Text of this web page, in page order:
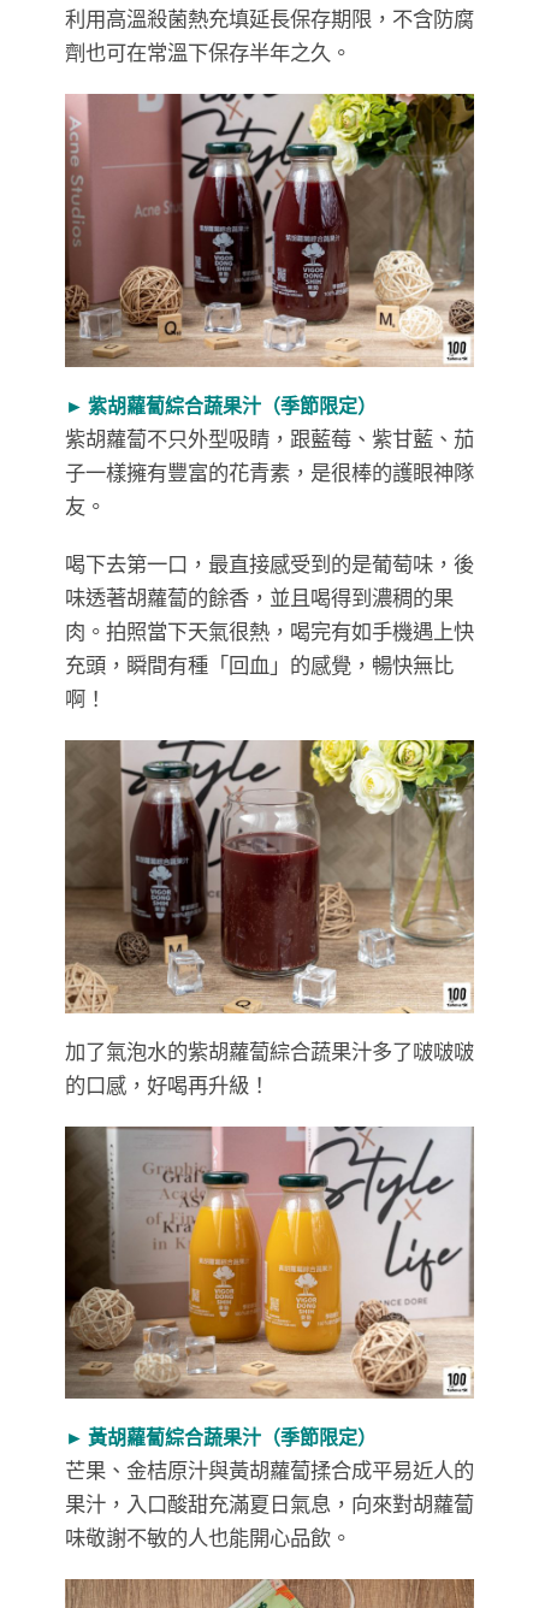
利用高溫殺菌熱充填延長保存期限，不含防腐
劑也可在常溫下保存半年之久。
► 紫胡蘿蔔綜合蔬果汁（季節限定）
紫胡蘿蔔不只外型吸睛，跟藍莓、紫甘藍、茄
子一樣擁有豐富的花青素，是很棒的護眼神隊
友。
喝下去第一口，最直接感受到的是葡萄味，後
味透著胡蘿蔔的餘香，並且喝得到濃稠的果
肉。拍照當下天氣很熱，喝完有如手機遇上快
充頭，瞬間有種「回血」的感覺，暢快無比
啊！
加了氣泡水的紫胡蘿蔔綜合蔬果汁多了啵啵啵
的口感，好喝再升級！
► 黃胡蘿蔔綜合蔬果汁（季節限定）
芒果、金桔原汁與黃胡蘿蔔揉合成平易近人的
果汁，入口酸甜充滿夏日氣息，向來對胡蘿蔔
味敬謝不敏的人也能開心品飲。